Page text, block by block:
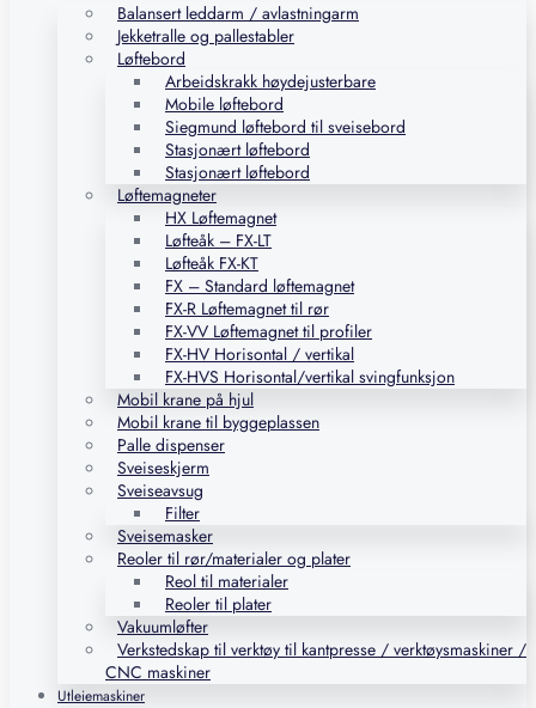
Balansert leddarm / avlastningarm
Jekketralle og pallestabler
Løftebord
Arbeidskrakk høydejusterbare
Mobile løftebord
Siegmund løftebord til sveisebord
Stasjonært løftebord
Stasjonært løftebord
Løftemagneter
HX Løftemagnet
Løfteåk – FX-LT
Løfteåk FX-KT
FX – Standard løftemagnet
FX-R Løftemagnet til rør
FX-VV Løftemagnet til profiler
FX-HV Horisontal / vertikal
FX-HVS Horisontal/vertikal svingfunksjon
Mobil krane på hjul
Mobil krane til byggeplassen
Palle dispenser
Sveiseskjerm
Sveiseavsug
Filter
Sveisemasker
Reoler til rør/materialer og plater
Reol til materialer
Reoler til plater
Vakuumløfter
Verkstedskap til verktøy til kantpresse / verktøysmaskiner /
CNC maskiner
Utleiemaskiner